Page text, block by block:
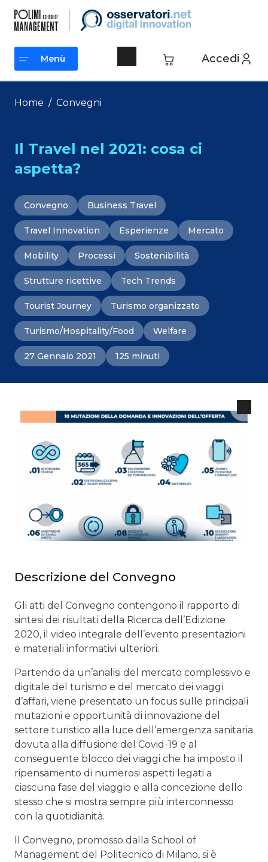
contenuto
Accedi
Menù
Menù
Home / Convegni
Il Travel nel 2021: cosa ci
aspetta?
Convegno Business Travel
Travel Innovation Esperienze Mercato
Mobility Processi Sostenibilità
Strutture ricettive Tech Trends
Tourist Journey Turismo organizzato
Turismo/Hospitality/Food Welfare
27 Gennaio 2021 125 minuti
Descrizione del Convegno
Gli atti del Convegno contengono il rapporto di
sintesi dei risultati della Ricerca dell’Edizione
2020, il video integrale dell’evento presentazioni
e materiali informativi ulteriori.
Partendo da un’analisi del mercato complessivo e
digitale del turismo e del mercato dei viaggi
d’affari, viene presentato un focus sulle principali
mutazioni e opportunità di innovazione del
settore turistico alla luce dell’emergenza sanitaria
dovuta alla diffusione del Covid-19 e al
conseguente blocco dei viaggi che ha imposto il
ripensamento di numerosi aspetti legati a
ciascuna fase del viaggio e alla concezione dello
stesso che si mostra sempre più interconnesso
con la quotidianità.
Il Convegno, promosso dalla School of
Management del Politecnico di Milano, si è